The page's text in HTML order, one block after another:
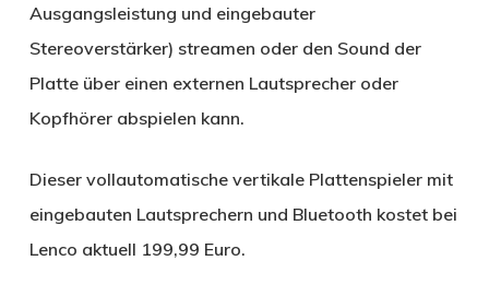
Ausgangsleistung und eingebauter
Stereoverstärker) streamen oder den Sound der
Platte über einen externen Lautsprecher oder
Kopfhörer abspielen kann.
Dieser vollautomatische vertikale Plattenspieler mit
eingebauten Lautsprechern und Bluetooth kostet bei
Lenco aktuell 199,99 Euro.